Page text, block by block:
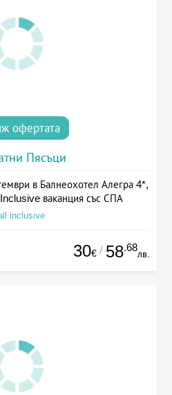
офертата
Пясъци
в Балнеохотел Алегра 4*,
ваканция със СПА
inclusive
30€ / 58.68
лв.